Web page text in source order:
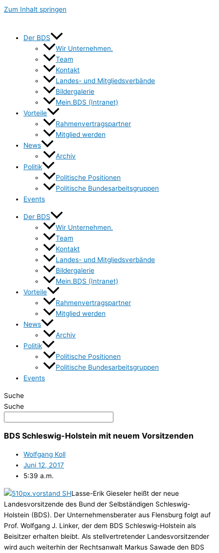
Zum Inhalt springen
Der BDS
Wir Unternehmen.
Team
Kontakt
Landes- und Mitgliedsverbände
Bildergalerie
Mein.BDS (Intranet)
Vorteile
Rahmenvertragspartner
Mitglied werden
News
Archiv
Politik
Politische Positionen
Politische Bundesarbeitsgruppen
Events
Der BDS
Wir Unternehmen.
Team
Kontakt
Landes- und Mitgliedsverbände
Bildergalerie
Mein.BDS (Intranet)
Vorteile
Rahmenvertragspartner
Mitglied werden
News
Archiv
Politik
Politische Positionen
Politische Bundesarbeitsgruppen
Events
Suche
Suche
BDS Schleswig-Holstein mit neuem Vorsitzenden
Wolfgang Koll
Juni 12, 2017
5:39 a.m.
Lasse-Erik Gieseler heißt der neue
Landesvorsitzende des Bund der Selbständigen Schleswig-
Holstein (BDS). Der Unternehmensberater aus Flensburg folgt auf
Prof. Wolfgang J. Linker, der dem BDS Schleswig-Holstein als
Beisitzer erhalten bleibt. Als stellvertretender Landesvorsitzender
wird auch weiterhin der Rechtsanwalt Markus Sawade den BDS